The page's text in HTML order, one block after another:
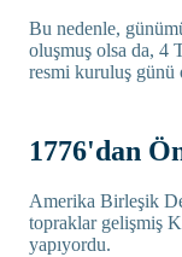
Bu nedenle,
oluşmuş olsa da, 4
resmi kuruluş günü
1776'dan
Amerika Birleşik
topraklar gelişmiş
yapıyordu.